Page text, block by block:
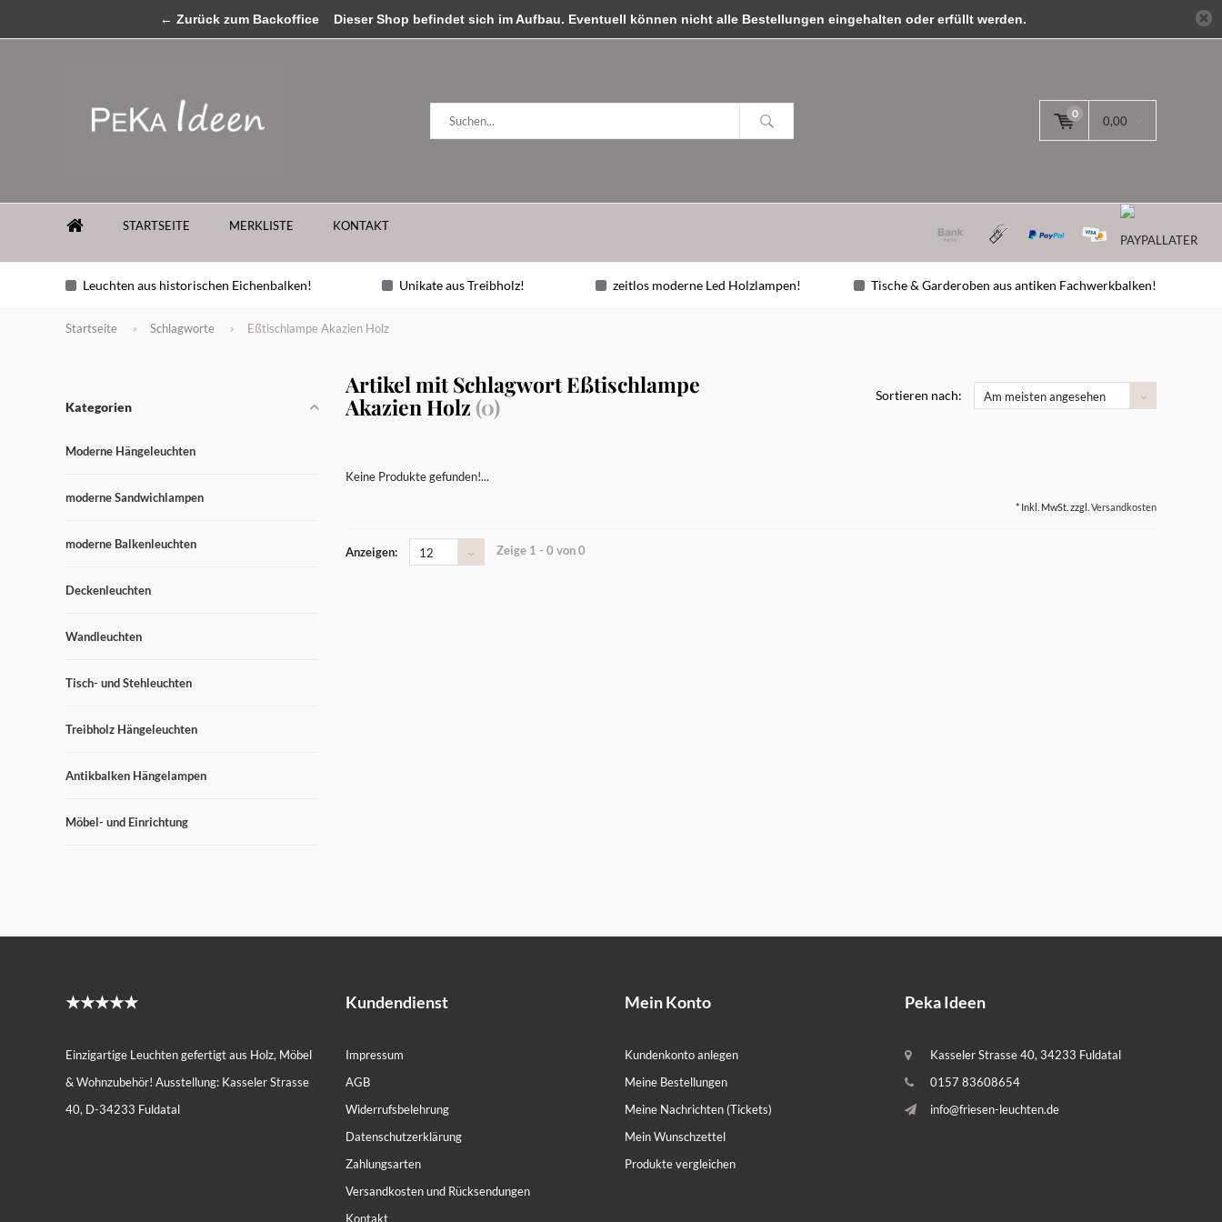
...sollten Sie Fragen zu unseren Produkten haben, wir sind für Sie da!
0
0,00
STARTSEITE MERKLISTE KONTAKT
Leuchten aus historischen Eichenbalken! Unikate aus Treibholz! zeitlos moderne Led Holzlampen! Tische & Garderoben aus antiken Fachwerkbalken!
Startseite Schlagworte Eßtischlampe Akazien Holz
Kategorien
Moderne Hängeleuchten
moderne Sandwichlampen
moderne Balkenleuchten
Deckenleuchten
Wandleuchten
Tisch- und Stehleuchten
Treibholz Hängeleuchten
Antikbalken Hängelampen
Möbel- und Einrichtung
Artikel mit Schlagwort Eßtischlampe
Akazien Holz (0) Sortieren nach: Am meisten angesehen
Keine Produkte gefunden!...
* Inkl. MwSt. zzgl. Versandkosten
Anzeigen: 12 Zeige 1 - 0 von 0
★★★★★
Einzigartige Leuchten gefertigt aus Holz, Möbel
& Wohnzubehör! Ausstellung: Kasseler Strasse
40, D-34233 Fuldatal
Kundendienst
Impressum
AGB
Widerrufsbelehrung
Datenschutzerklärung
Zahlungsarten
Versandkosten und Rücksendungen
Kontakt
Mein Konto
Kundenkonto anlegen
Meine Bestellungen
Meine Nachrichten (Tickets)
Mein Wunschzettel
Produkte vergleichen
Peka Ideen
Kasseler Strasse 40, 34233 Fuldatal
0157 83608654
info@friesen-leuchten.de
← Zurück zum BackofficeDieser Shop befindet sich im Aufbau. Eventuell können nicht alle Bestellungen eingehalten oder erfüllt werden.